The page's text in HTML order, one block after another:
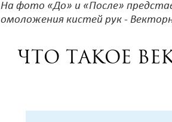
На фото «До» и «После»
омоложения кистей рук -
Что такое